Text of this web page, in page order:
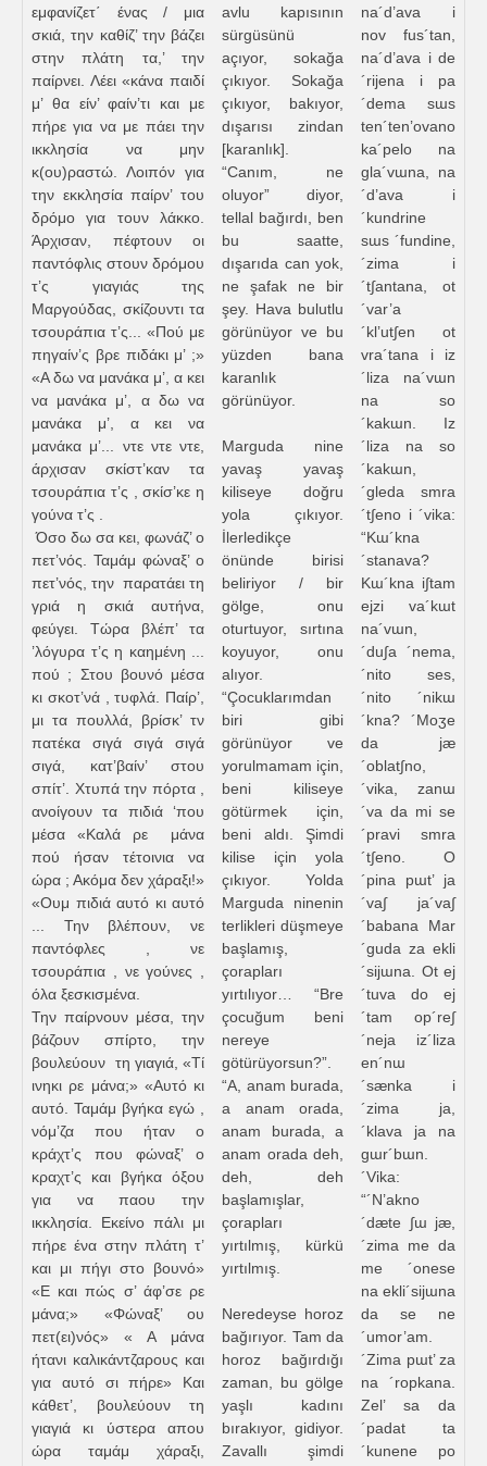
εμφανίζετ΄ ένας / μια
σκιά, την καθίζ’ την βάζει
στην πλάτη τα,’ την
παίρνει. Λέει «κάνα παιδί
μ’ θα είν’ φαίν’τι και με
πήρε για να με πάει την
ικκλησία να μην
κ(ου)ραστώ. Λοιπόν για
την εκκλησία παίρν’ του
δρόμο για τουν λάκκο.
Άρχισαν, πέφτουν οι
παντόφλις στουν δρόμου
τ’ς γιαγιάς της
Μαργούδας, σκίζουντι τα
τσουράπια τ’ς... «Πού με
πηγαίν’ς βρε πιδάκι μ’ ;»
«Α δω να μανάκα μ’, α κει
να μανάκα μ’, α δω να
μανάκα μ’, α κει να
μανάκα μ’... ντε ντε ντε,
άρχισαν σκίστ’καν τα
τσουράπια τ’ς , σκίσ’κε η
γούνα τ’ς .
Όσο δω σα κει, φωνάζ’ ο
πετ’νός. Ταμάμ φώναξ’ ο
πετ’νός, την παρατάει τη
γριά η σκιά αυτήνα,
φεύγει. Τώρα βλέπ’ τα
’λόγυρα τ’ς η καημένη ...
πού ; Στου βουνό μέσα
κι σκοτ’νά , τυφλά. Παίρ’,
μι τα πουλλά, βρίσκ’ τν
πατέκα σιγά σιγά σιγά
σιγά, κατ’βαίν’ στου
σπίτ’. Χτυπά την πόρτα ,
ανοίγουν τα πιδιά ‘που
μέσα «Καλά ρε μάνα
πού ήσαν τέτοινια να
ώρα ; Ακόμα δεν χάραξι!»
«Ουμ πιδιά αυτό κι αυτό
... Την βλέπουν, νε
παντόφλες , νε
τσουράπια , νε γούνες ,
όλα ξεσκισμένα.
Την παίρνουν μέσα, την
βάζουν σπίρτο, την
βουλεύουν τη γιαγιά, «Τί
ινηκι ρε μάνα;» «Αυτό κι
αυτό. Ταμάμ βγήκα εγώ ,
νόμ’ζα που ήταν ο
κράχτ’ς που φώναξ’ ο
κραχτ’ς και βγήκα όξου
για να παου την
ικκλησία. Εκείνο πάλι μι
πήρε ένα στην πλάτη τ’
και μι πήγι στο βουνό»
«Ε και πώς σ’ άφ’σε ρε
μάνα;» «Φώναξ’ ου
πετ(ει)νός» « Α μάνα
ήτανι καλικάντζαρους και
για αυτό σι πήρε» Και
κάθετ’, βουλεύουν τη
γιαγιά κι ύστερα απου
ώρα ταμάμ χάραξι,
avlu kapısının
sürgüsünü
açıyor, sokağa
çıkıyor. Sokağa
çıkıyor, bakıyor,
dışarısı zindan
[karanlık].
“Canım, ne
oluyor” diyor,
tellal bağırdı, ben
bu saatte,
dışarıda can yok,
ne şafak ne bir
şey. Hava bulutlu
görünüyor ve bu
yüzden bana
karanlık
görünüyor.
Marguda nine
yavaş yavaş
kiliseye doğru
yola çıkıyor.
İlerledikçe
önünde birisi
beliriyor / bir
gölge, onu
oturtuyor, sırtına
koyuyor, onu
alıyor.
“Çocuklarımdan
biri gibi
görünüyor ve
yorulmamam için,
beni kiliseye
götürmek için,
beni aldı. Şimdi
kilise için yola
çıkıyor. Yolda
Marguda ninenin
terlikleri düşmeye
başlamış,
çorapları
yırtılıyor… “Bre
çocuğum beni
nereye
götürüyorsun?”.
“A, anam burada,
a anam orada,
anam burada, a
anam orada deh,
deh, deh
başlamışlar,
çorapları
yırtılmış, kürkü
yırtılmış.
Neredeyse horoz
bağırıyor. Tam da
horoz bağırdığı
zaman, bu gölge
yaşlı kadını
bırakıyor, gidiyor.
Zavallı şimdi
na´d’ava i
nov fus´tan,
na´d’ava i de
´rijena i pa
´dema sɯs
ten´ten’ovano
ka´pelo na
gla´vɯna, na
´d’ava i
´kundrine
sɯs ´fundine,
´zima i
´t∫antana, ot
´var’a
´kl’ut∫en ot
vra´tana i iz
´liza na´vɯn
na so
´kakɯn. Iz
´liza na so
´kakɯn,
´gleda smra
´t∫eno i ´vika:
“Kɯ´kna
´stanava?
Kɯ´kna i∫tam
ejzi va´kɯt
na´vɯn,
´du∫a ´nema,
´nito ses,
´nito ´nikɯ
´kna? ´Moʒe
da jæ
´oblat∫no,
´vika, zanɯ
´va da mi se
´pravi smra
´t∫eno. O
´pina pɯt’ ja
´va∫ ja´va∫
´babana Mar
´guda za ekli
´sijɯna. Ot ej
´tuva do ej
´tam op´re∫
´neja iz´liza
en´nɯ
´sænka i
´zima ja,
´klava ja na
gɯr´bɯn.
´Vika:
“´N’akno
´dæte ∫ɯ jæ,
´zima me da
me ´onese
na ekli´sijɯna
da se ne
´umor’am.
´Zima pɯt’ za
na ´ropkana.
Zel’ sa da
´padat ta
´kunene po